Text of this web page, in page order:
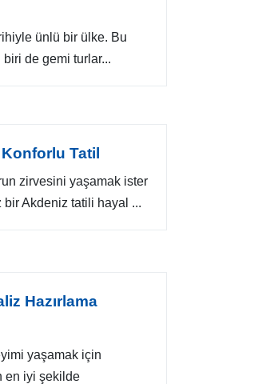
ünlü bir ülke. Bu
de gemi turlar...
Tatil
zirvesini yaşamak ister
Akdeniz tatili hayal ...
Hazırlama
yaşamak için
en iyi şekilde